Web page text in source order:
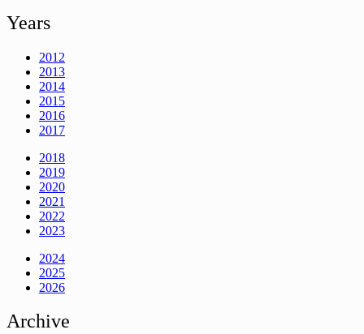
Years
2012
2013
2014
2015
2016
2017
2018
2019
2020
2021
2022
2023
2024
2025
2026
Archive